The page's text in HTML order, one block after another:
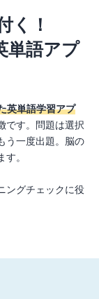
く！
単語アプ
英単語学習アプ
です。問題は選択
う一度出題。脳の
。
ングチェックに役